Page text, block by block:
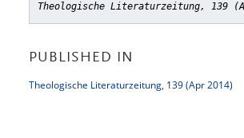
Theologische Literaturzeitung, 139
PUBLISHED IN
Theologische Literaturzeitung, 139 (Apr 2014)